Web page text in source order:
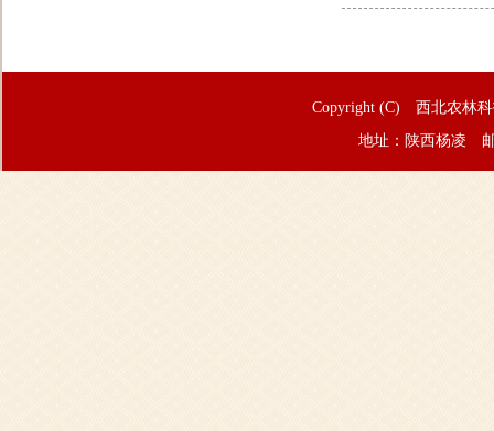
Copyright (C) 西北农林
地址：陕西杨凌